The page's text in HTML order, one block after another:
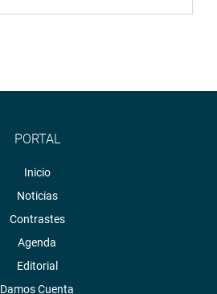
PORTAL
Inicio
Noticias
Contrastes
Agenda
Editorial
Damos Cuenta